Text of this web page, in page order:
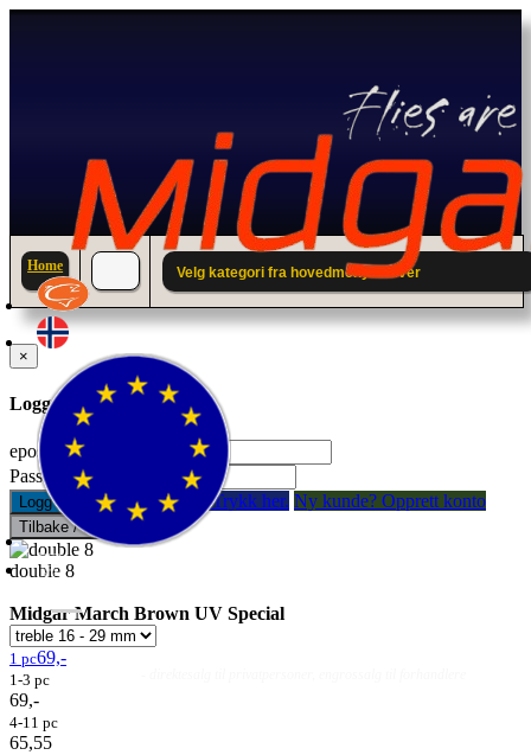
Fluer
Home Velg kategori fra hovedmenyen over
×
Logg inn til din konto.
epostadresse:
Passord:
Logg inn Glemt passord? Trykk her. Ny kunde? Opprett konto
Tilbake / Lukk
double 8
Midgar March Brown UV Special
1 pc69,-
1-3 pc
69,-
4-11 pc
65,55